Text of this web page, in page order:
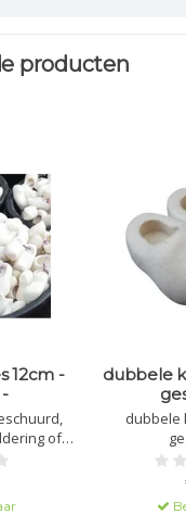
producten
12cm -
of
dubbele
dubbele